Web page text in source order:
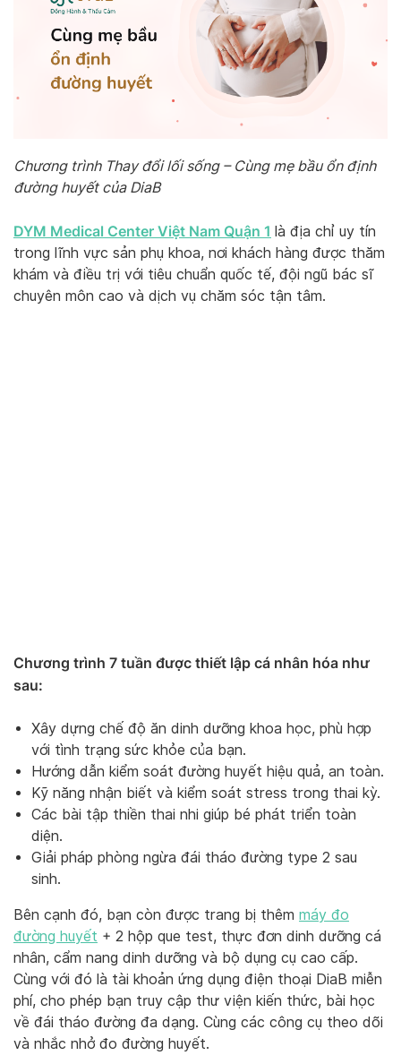
Chương trình Thay đổi lối sống – Cùng mẹ bầu ổn định
đường huyết của DiaB
DYM Medical Center Việt Nam Quận 1 là địa chỉ uy tín
trong lĩnh vực sản phụ khoa, nơi khách hàng được thăm
khám và điều trị với tiêu chuẩn quốc tế, đội ngũ bác sĩ
chuyên môn cao và dịch vụ chăm sóc tận tâm.
Chương trình 7 tuần được thiết lập cá nhân hóa như
sau:
Xây dựng chế độ ăn dinh dưỡng khoa học, phù hợp
với tình trạng sức khỏe của bạn.
Hướng dẫn kiểm soát đường huyết hiệu quả, an toàn.
Kỹ năng nhận biết và kiểm soát stress trong thai kỳ.
Các bài tập thiền thai nhi giúp bé phát triển toàn
diện.
Giải pháp phòng ngừa đái tháo đường type 2 sau
sinh.
Bên cạnh đó, bạn còn được trang bị thêm máy đo
đường huyết + 2 hộp que test, thực đơn dinh dưỡng cá
nhân, cẩm nang dinh dưỡng và bộ dụng cụ cao cấp.
Cùng với đó là tài khoản ứng dụng điện thoại DiaB miễn
phí, cho phép bạn truy cập thư viện kiến thức, bài học
về đái tháo đường đa dạng. Cùng các công cụ theo dõi
và nhắc nhở đo đường huyết.